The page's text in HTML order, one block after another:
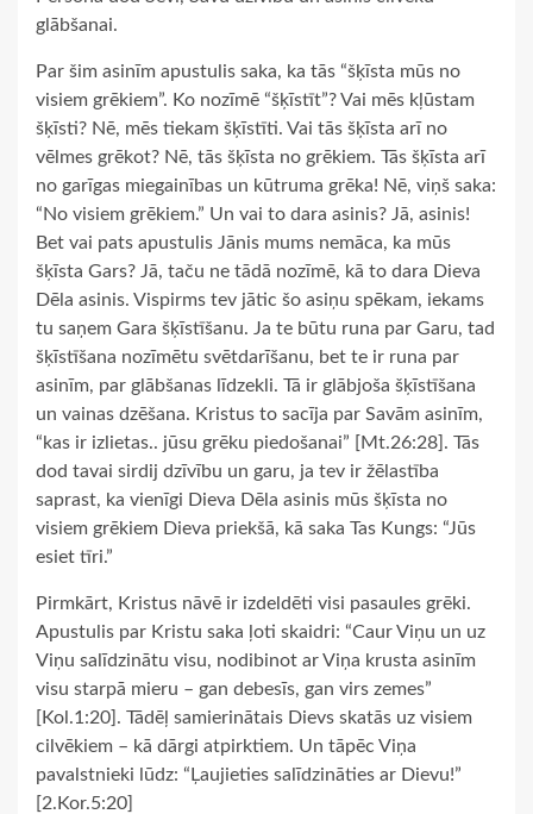
glābšanai.
Par šim asinīm apustulis saka, ka tās “šķīsta mūs no
visiem grēkiem”. Ko nozīmē “šķīstīt”? Vai mēs kļūstam
šķīsti? Nē, mēs tiekam šķīstīti. Vai tās šķīsta arī no
vēlmes grēkot? Nē, tās šķīsta no grēkiem. Tās šķīsta arī
no garīgas miegainības un kūtruma grēka! Nē, viņš saka:
“No visiem grēkiem.” Un vai to dara asinis? Jā, asinis!
Bet vai pats apustulis Jānis mums nemāca, ka mūs
šķīsta Gars? Jā, taču ne tādā nozīmē, kā to dara Dieva
Dēla asinis. Vispirms tev jātic šo asiņu spēkam, iekams
tu saņem Gara šķīstīšanu. Ja te būtu runa par Garu, tad
šķīstīšana nozīmētu svētdarīšanu, bet te ir runa par
asinīm, par glābšanas līdzekli. Tā ir glābjoša šķīstīšana
un vainas dzēšana. Kristus to sacīja par Savām asinīm,
“kas ir izlietas.. jūsu grēku piedošanai” [Mt.26:28]. Tās
dod tavai sirdij dzīvību un garu, ja tev ir žēlastība
saprast, ka vienīgi Dieva Dēla asinis mūs šķīsta no
visiem grēkiem Dieva priekšā, kā saka Tas Kungs: “Jūs
esiet tīri.”
Pirmkārt, Kristus nāvē ir izdeldēti visi pasaules grēki.
Apustulis par Kristu saka ļoti skaidri: “Caur Viņu un uz
Viņu salīdzinātu visu, nodibinot ar Viņa krusta asinīm
visu starpā mieru – gan debesīs, gan virs zemes”
[Kol.1:20]. Tādēļ samierinātais Dievs skatās uz visiem
cilvēkiem – kā dārgi atpirktiem. Un tāpēc Viņa
pavalstnieki lūdz: “Ļaujieties salīdzināties ar Dievu!”
[2.Kor.5:20]